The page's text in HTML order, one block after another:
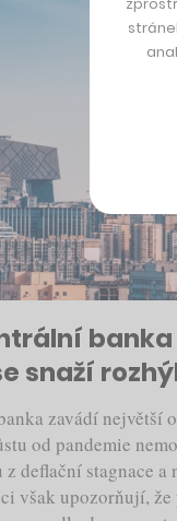
snaží
zavádí největší
od pandemie
deflační stagnace
však upozorňují, že